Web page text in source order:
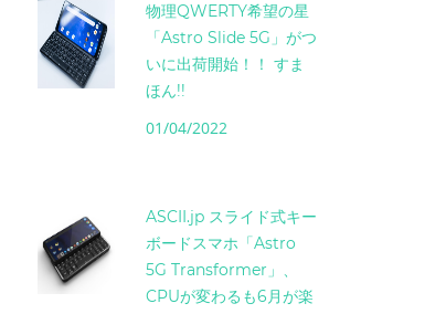
物理QWERTY希望の星
「Astro Slide 5G」がつ
いに出荷開始！！ すま
ほん!!
01/04/2022
ASCII.jp スライド式キー
ボードスマホ「Astro
5G Transformer」、
CPUが変わるも6月が楽